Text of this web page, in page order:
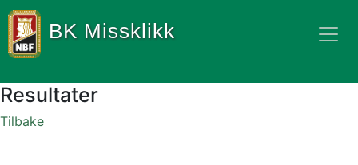
BK Missklikk
Resultater
Tilbake